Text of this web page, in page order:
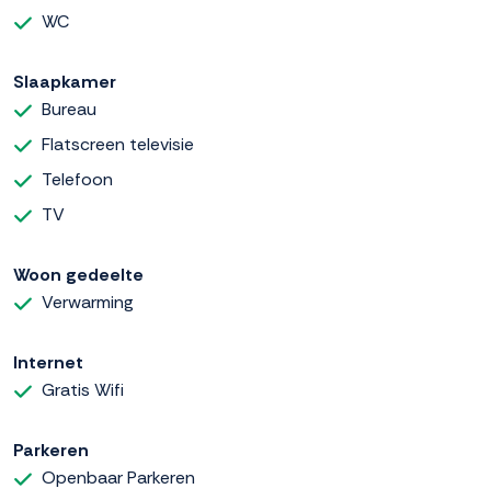
WC
Slaapkamer
Bureau
Flatscreen televisie
Telefoon
TV
Woon gedeelte
Verwarming
Internet
Gratis Wifi
Parkeren
Openbaar Parkeren